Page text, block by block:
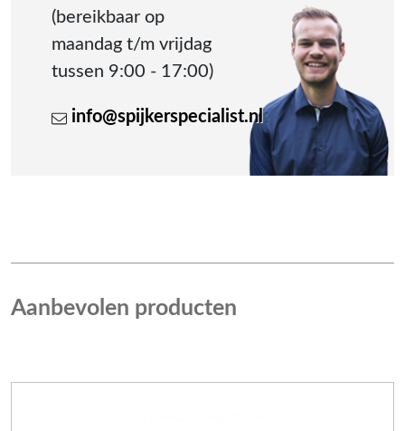
(bereikbaar op
maandag t/m vrijdag
tussen 9:00 - 17:00)
info@spijkerspecialist.nl
Aanbevolen producten